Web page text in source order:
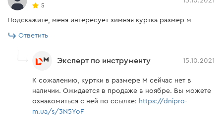
5
Подскажите, меня интересует зимняя куртка размер м
Ответить
Эксперт по инструменту 15.10.2021
К сожалению, куртки в размере М сейчас нет в
наличии. Ожидается в продаже в ноябре. Вы можете
ознакомиться с ней по ссылке: https://dnipro-
m.ua/s/3N5YoF